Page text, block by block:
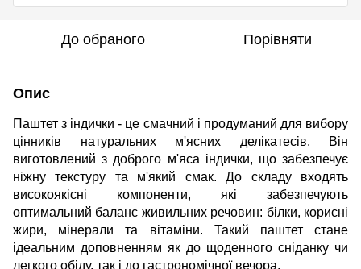
До обраного Порівняти
Опис
Паштет з індички - це смачний і продуманий для вибору
цінників натуральних м'ясних делікатесів. Він
виготовлений з доброго м'яса індички, що забезпечує
ніжну текстуру та м'який смак. До складу входять
високоякісні компоненти, які забезпечують
оптимальний баланс живильних речовин: білки, корисні
жири, мінерали та вітаміни. Такий паштет стане
ідеальним доповненням як до щоденного сніданку чи
легкого обіду, так і до гастрономічної вечора.